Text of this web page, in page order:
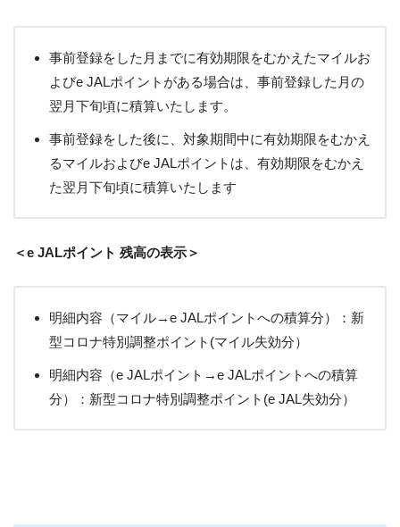
事前登録をした月までに有効期限をむかえたマイルお
よびe JALポイントがある場合は、事前登録した月の
翌月下旬頃に積算いたします。
事前登録をした後に、対象期間中に有効期限をむかえ
るマイルおよびe JALポイントは、有効期限をむかえ
た翌月下旬頃に積算いたします
＜e JALポイント 残高の表示＞
明細内容（マイル→e JALポイントへの積算分）：新
型コロナ特別調整ポイント(マイル失効分）
明細内容（e JALポイント→e JALポイントへの積算
分）：新型コロナ特別調整ポイント(e JAL失効分）